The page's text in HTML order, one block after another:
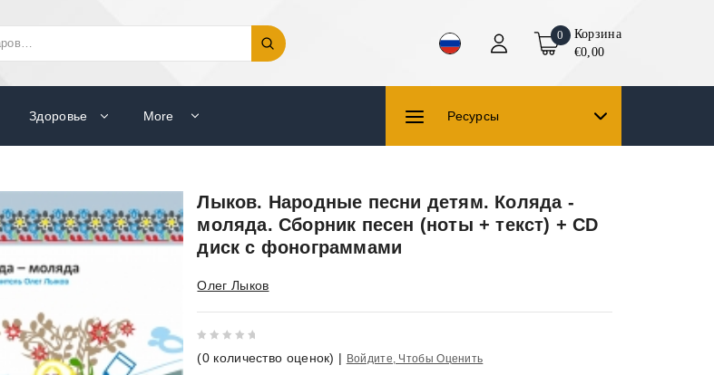
0
Корзина
€0,00
Здоровье More Ресурсы
Лыков. Народные песни детям. Коляда -
моляда. Сборник песен (ноты + текст) + CD
диск с фонограммами
Олег Лыков
out
(0 количество оценок) | Войдите, Чтобы Оценить